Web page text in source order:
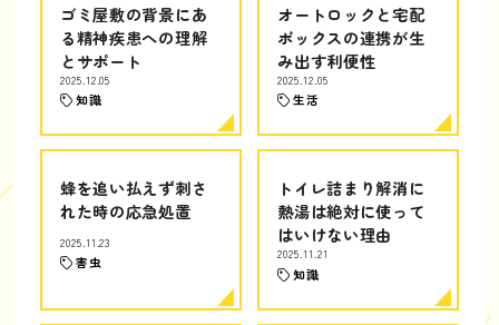
ゴミ屋敷の背景にあ
る精神疾患への理解
とサポート
2025.12.05
知識
オートロックと宅配
ボックスの連携が生
み出す利便性
2025.12.05
生活
蜂を追い払えず刺さ
れた時の応急処置
2025.11.23
害虫
トイレ詰まり解消に
熱湯は絶対に使って
はいけない理由
2025.11.21
知識